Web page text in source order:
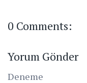
0 Comments:
Yorum Gönder
Deneme